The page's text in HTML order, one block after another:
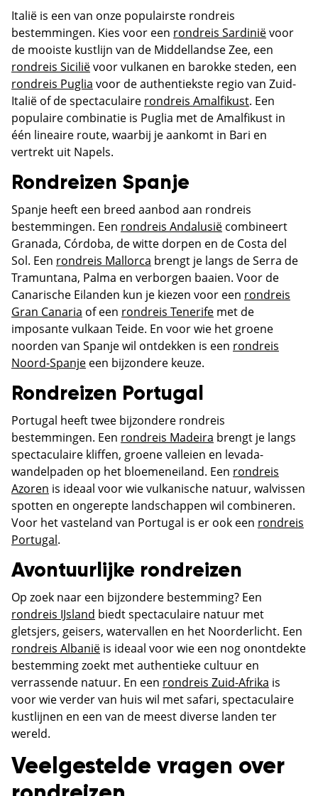
Italië is een van onze populairste rondreis
bestemmingen. Kies voor een rondreis Sardiniëvoor
de mooiste kustlijn van de Middellandse Zee, een
rondreis Siciliëvoor vulkanen en barokke steden, een
rondreis Puglia voor de authentiekste regio van Zuid-
Italië of de spectaculaire rondreis Amalfikust. Een
populaire combinatie is Puglia met de Amalfikust in
één lineaire route, waarbij je aankomt in Bari en
vertrekt uit Napels.
Rondreizen Spanje
Spanje heeft een breed aanbod aan rondreis
bestemmingen. Een rondreis Andalusië combineert
Granada, Córdoba, de witte dorpen en de Costa del
Sol. Een rondreis Mallorca brengt je langs de Serra de
Tramuntana, Palma en verborgen baaien. Voor de
Canarische Eilanden kun je kiezen voor een rondreis
Gran Canaria of een rondreis Tenerife met de
imposante vulkaan Teide. En voor wie het groene
noorden van Spanje wil ontdekken is een rondreis
Noord-Spanje een bijzondere keuze.
Rondreizen Portugal
Portugal heeft twee bijzondere rondreis
bestemmingen. Een rondreis Madeira brengt je langs
spectaculaire kliffen, groene valleien en levada-
wandelpaden op het bloemeneiland. Een rondreis
Azoren is ideaal voor wie vulkanische natuur, walvissen
spotten en ongerepte landschappen wil combineren.
Voor het vasteland van Portugal is er ook een rondreis
Portugal.
Avontuurlijke rondreizen
Op zoek naar een bijzondere bestemming? Een
rondreis IJsland biedt spectaculaire natuur met
gletsjers, geisers, watervallen en het Noorderlicht. Een
rondreis Albanië is ideaal voor wie een nog onontdekte
bestemming zoekt met authentieke cultuur en
verrassende natuur. En een rondreis Zuid-Afrika is
voor wie verder van huis wil met safari, spectaculaire
kustlijnen en een van de meest diverse landen ter
wereld.
Veelgestelde vragen over